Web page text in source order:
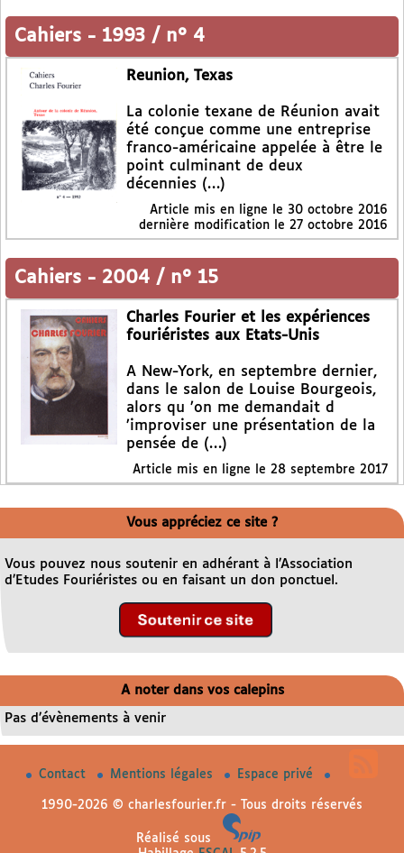
Cahiers - 1993 / n° 4
Reunion, Texas
La colonie texane de Réunion avait
été conçue comme une entreprise
franco-américaine appelée à être le
point culminant de deux
décennies (…)
Article mis en ligne le 30 octobre 2016
dernière modification le 27 octobre 2016
Cahiers - 2004 / n° 15
Charles Fourier et les expériences
fouriéristes aux Etats-Unis
A New-York, en septembre dernier,
dans le salon de Louise Bourgeois,
alors qu ’on me demandait d
’improviser une présentation de la
pensée de (…)
Article mis en ligne le 28 septembre 2017
Vous appréciez ce site ?
Vous pouvez nous soutenir en adhérant à l’Association
d’Etudes Fouriéristes ou en faisant un don ponctuel.
A noter dans vos calepins
Pas d’évènements à venir
Contact Mentions légales Espace privé
1990-2026 © charlesfourier.fr - Tous droits réservés
Réalisé sous